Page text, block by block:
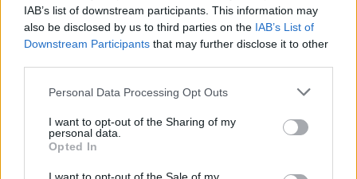
IAB’s list of downstream participants. This information may
also be disclosed by us to third parties on the IAB’s List of
Downstream Participants that may further disclose it to other
Please note that this website/app uses one or more Google
not limited to your visit or usage behaviour. You may click to
grant or deny consent to Google and its third-party tags to
use your data for below specified purposes in below Google
consent section.
Personal Data Processing Opt Outs
I want to opt-out of the Sharing of my
personal data.
Opted In